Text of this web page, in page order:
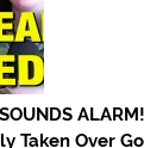
Taken Over